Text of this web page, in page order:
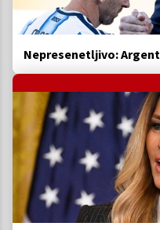
Nepresenetljivo: